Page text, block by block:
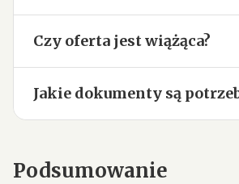
Czy oferta jest wiążąca?
Jakie dokumenty są
Podsumowanie